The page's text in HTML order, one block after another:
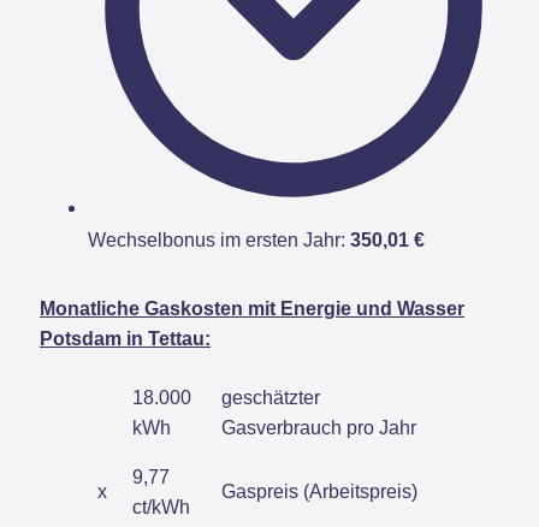
Wechselbonus im ersten Jahr: 350,01 €
Monatliche Gaskosten mit Energie und Wasser
Potsdam in Tettau:
18.000
kWh
geschätzter
Gasverbrauch pro Jahr
x
9,77
ct/kWh
Gaspreis (Arbeitspreis)